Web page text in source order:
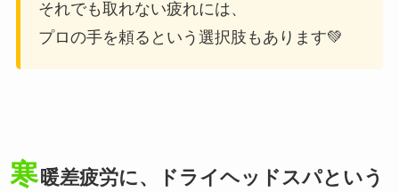
それでも取れない疲れには、
プロの手を頼るという選択肢もあります💚
寒暖差疲労に、ドライヘッドスパという